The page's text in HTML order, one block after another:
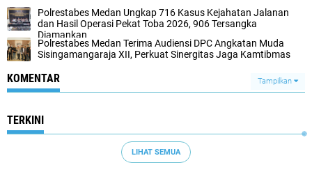
Polrestabes Medan Ungkap 716 Kasus Kejahatan Jalanan
dan Hasil Operasi Pekat Toba 2026, 906 Tersangka
Diamankan
Polrestabes Medan Terima Audiensi DPC Angkatan Muda
Sisingamangaraja XII, Perkuat Sinergitas Jaga Kamtibmas
KOMENTAR Tampilkan
TERKINI
LIHAT SEMUA